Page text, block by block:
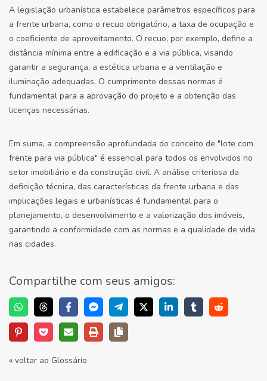
A legislação urbanística estabelece parâmetros específicos para
a frente urbana, como o recuo obrigatório, a taxa de ocupação e
o coeficiente de aproveitamento. O recuo, por exemplo, define a
distância mínima entre a edificação e a via pública, visando
garantir a segurança, a estética urbana e a ventilação e
iluminação adequadas. O cumprimento dessas normas é
fundamental para a aprovação do projeto e a obtenção das
licenças necessárias.
Em suma, a compreensão aprofundada do conceito de "lote com
frente para via pública" é essencial para todos os envolvidos no
setor imobiliário e da construção civil. A análise criteriosa da
definição técnica, das características da frente urbana e das
implicações legais e urbanísticas é fundamental para o
planejamento, o desenvolvimento e a valorização dos imóveis,
garantindo a conformidade com as normas e a qualidade de vida
nas cidades.
Compartilhe com seus amigos:
« voltar ao Glossário